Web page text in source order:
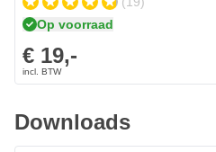
Op voorraad
€ 19,-
Downloads